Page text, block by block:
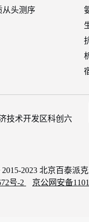
从头测序
技术开发区科创六
2023 北京百泰派
号-2
京公网安备